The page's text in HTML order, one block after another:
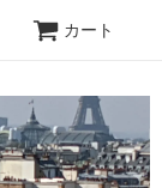
カート